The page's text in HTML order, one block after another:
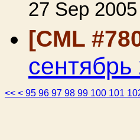
27 Sep 2005
[CML
сентябрь
<< < 95 96 97 98 99 100 101